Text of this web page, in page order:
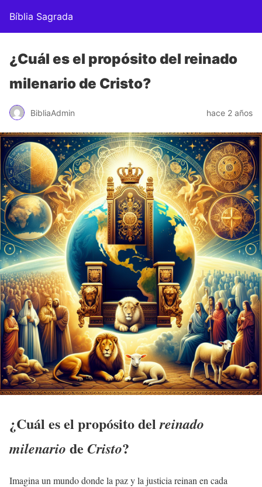
Bíblia Sagrada
¿Cuál es el propósito del reinado
milenario de Cristo?
BibliaAdmin hace 2 años
¿Cuál es el propósito delreinado
milenario de Cristo?
Imagina un mundo donde la paz y la justicia reinan en cada